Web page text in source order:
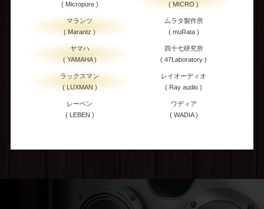
( Micropure )
( MICRO )
マランツ
( Marantz )
ムラタ製作所
( muRata )
ヤマハ
( YAMAHA )
四十七研究所
( 47Laboratory )
ラックスマン
( LUXMAN )
レイオーディオ
( Ray audio )
レーベン
( LEBEN )
ワディア
( WADIA )